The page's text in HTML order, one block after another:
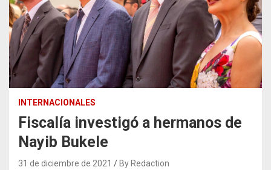
INTERNACIONALES
Fiscalía investigó a hermanos de
Nayib Bukele
31 de diciembre de 2021 By Redaction